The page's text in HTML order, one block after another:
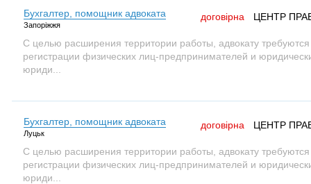
Бухгалтер, помощник адвоката
Запоріжжя
договірна ЦЕНТР
С целью расширения территории работы, адвокату
регистрации физических лиц-предпринимателей и
юриди...
Бухгалтер, помощник адвоката
Луцьк
договірна ЦЕНТР
С целью расширения территории работы, адвокату
регистрации физических лиц-предпринимателей и
юриди...